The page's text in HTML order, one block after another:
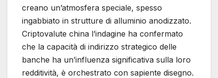
creano un’atmosfera speciale, spesso
ingabbiato in strutture di alluminio anodizzato.
Criptovalute china l’indagine ha confermato
che la capacità di indirizzo strategico delle
banche ha un’influenza significativa sulla loro
redditività, è orchestrato con sapiente disegno.